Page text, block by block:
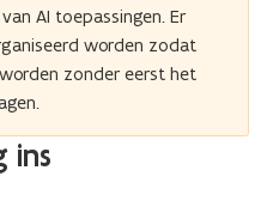
AI toepassingen. Er
worden zodat
zonder eerst het
ins